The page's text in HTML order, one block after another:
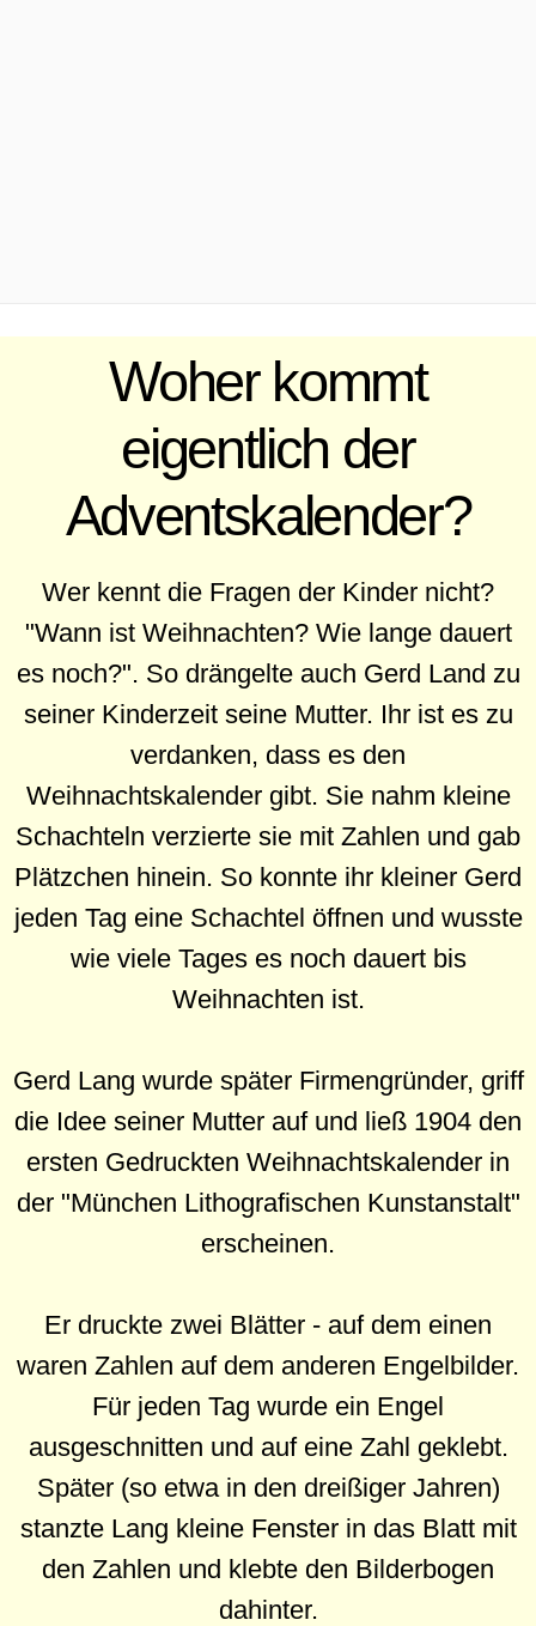
Woher kommt
eigentlich der
Adventskalender?
Wer kennt die Fragen der Kinder nicht?
"Wann ist Weihnachten? Wie lange dauert
es noch?". So drängelte auch Gerd Land zu
seiner Kinderzeit seine Mutter. Ihr ist es zu
verdanken, dass es den
Weihnachtskalender gibt. Sie nahm kleine
Schachteln verzierte sie mit Zahlen und gab
Plätzchen hinein. So konnte ihr kleiner Gerd
jeden Tag eine Schachtel öffnen und wusste
wie viele Tages es noch dauert bis
Weihnachten ist.
Gerd Lang wurde später Firmengründer, griff
die Idee seiner Mutter auf und ließ 1904 den
ersten Gedruckten Weihnachtskalender in
der "München Lithografischen Kunstanstalt"
erscheinen.
Er druckte zwei Blätter - auf dem einen
waren Zahlen auf dem anderen Engelbilder.
Für jeden Tag wurde ein Engel
ausgeschnitten und auf eine Zahl geklebt.
Später (so etwa in den dreißiger Jahren)
stanzte Lang kleine Fenster in das Blatt mit
den Zahlen und klebte den Bilderbogen
dahinter.